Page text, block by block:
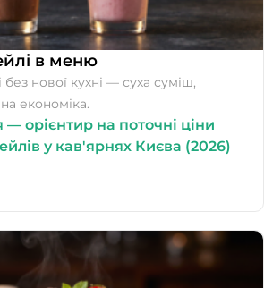
в меню
нової кухні — суха суміш,
економіка.
— орієнтир на поточні ціни
у кав'ярнях Києва (2026)